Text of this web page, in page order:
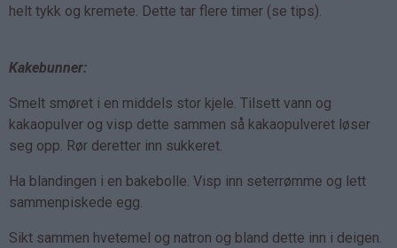
helt tykk og kremete. Dette tar flere timer (se tips).
Kakebunner:
Smelt smøret i en middels stor kjele. Tilsett vann og
kakaopulver og visp dette sammen så kakaopulveret løser
seg opp. Rør deretter inn sukkeret.
Ha blandingen i en bakebolle. Visp inn seterrømme og lett
sammenpiskede egg.
Sikt sammen hvetemel og natron og bland dette inn i deigen.